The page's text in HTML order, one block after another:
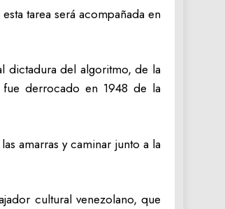
tarea será acompañada en
dictadura del algoritmo, de la
fue derrocado en 1948 de la
amarras y caminar junto a la
cultural venezolano, que